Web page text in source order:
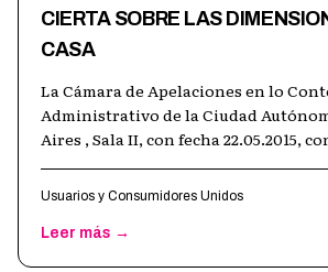
CIERTA SOBRE LAS
CASA
La Cámara de Apelaciones en lo
Administrativo de la Ciudad
Aires , Sala II, con fecha 22.05.2015,
Usuarios y Consumidores Unidos
Leer más →